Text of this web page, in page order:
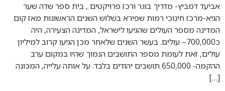
אביעד דמביץ- מדריך בוגר ורכז פרויקטים , בית ספר שדה שער
הגיא-מרכז חינוכי רמות שפירא בשלוש השנים הראשונות מאז קום
המדינה מספר העולים שהגיעו לישראל, המדינה הצעירה, היה
כ700,000– עולים. בעשר השנים שלאחר מכן הגיעו קרוב למיליון
עולים, זאת לעומת מספר התושבים הנמוך שהיו במקום ערב
ההקמה- 650,000 תושבים יהודים בלבד. על אותה עלייה, המכונה
[…]